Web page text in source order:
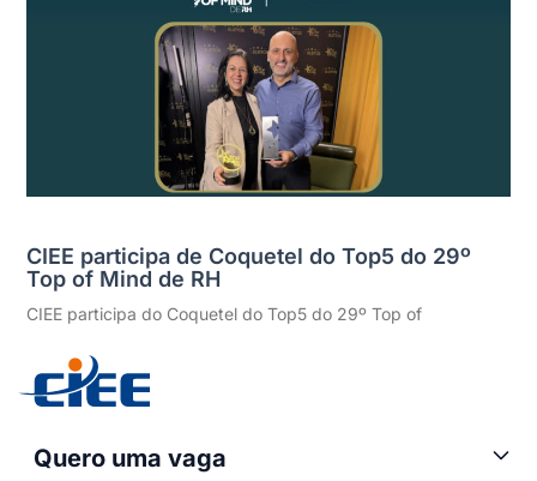
CIEE participa de Coquetel do Top5 do 29º
Top of Mind de RH
CIEE participa do Coquetel do Top5 do 29º Top of
Quero uma vaga